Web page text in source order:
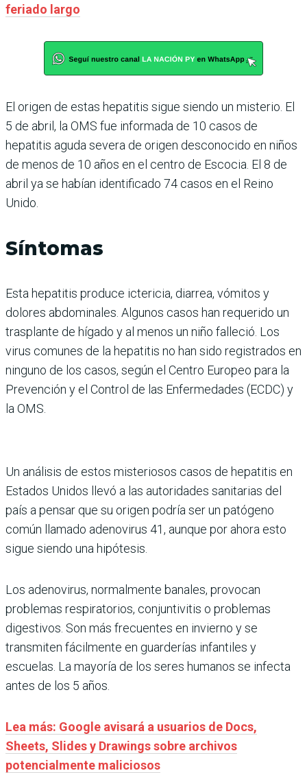
feriado largo
El origen de estas hepatitis sigue siendo un misterio. El
5 de abril, la OMS fue informada de 10 casos de
hepatitis aguda severa de origen desconocido en niños
de menos de 10 años en el centro de Escocia. El 8 de
abril ya se habían identificado 74 casos en el Reino
Unido.
Síntomas
Esta hepatitis produce ictericia, diarrea, vómitos y
dolores abdominales. Algunos casos han requerido un
trasplante de hígado y al menos un niño falleció. Los
virus comunes de la hepatitis no han sido registrados en
ninguno de los casos, según el Centro Europeo para la
Prevención y el Control de las Enfermedades (ECDC) y
la OMS.
Un análisis de estos misteriosos casos de hepatitis en
Estados Unidos llevó a las autoridades sanitarias del
país a pensar que su origen podría ser un patógeno
común llamado adenovirus 41, aunque por ahora esto
sigue siendo una hipótesis.
Los adenovirus, normalmente banales, provocan
problemas respiratorios, conjuntivitis o problemas
digestivos. Son más frecuentes en invierno y se
transmiten fácilmente en guarderías infantiles y
escuelas. La mayoría de los seres humanos se infecta
antes de los 5 años.
Lea más: Google avisará a usuarios de Docs,
Sheets, Slides y Drawings sobre archivos
potencialmente maliciosos